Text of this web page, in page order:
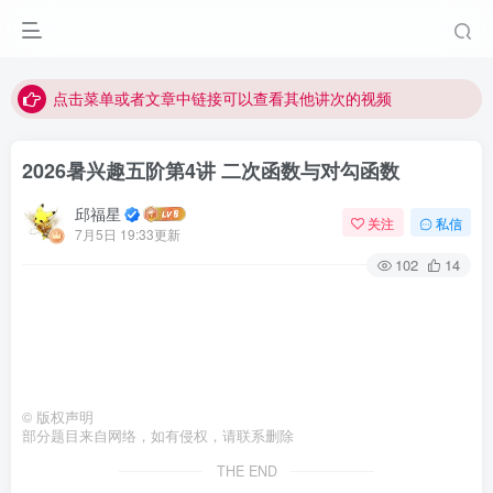
点击菜单或者文章中链接可以查看其他讲次的视频
视频无法观看的微信发消息给邱老师重置即可
2026暑兴趣五阶第4讲 二次函数与对勾函数
邱福星
7月5日 19:33更新
关注 私信
102 14
© 版权声明
部分题目来自网络，如有侵权，请联系删除
THE END